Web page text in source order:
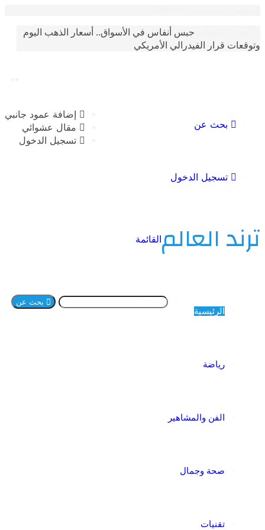
حبس أنفاس في الأسواق.. أسعار الذهب اليوم
قرار الفيدرالي الأمريكي
إضافة عمود جانبي
مقال عشوائي
تسجيل الدخول
بحث عن
تسجيل الدخول
العالمالقائمة
الفن والمشاهير
صحة وجمال
بحث عن